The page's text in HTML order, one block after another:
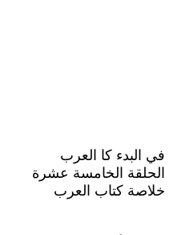
في البدء كا العرب
الحلقة الخامسة عشرة
خلاصة كتاب العرب